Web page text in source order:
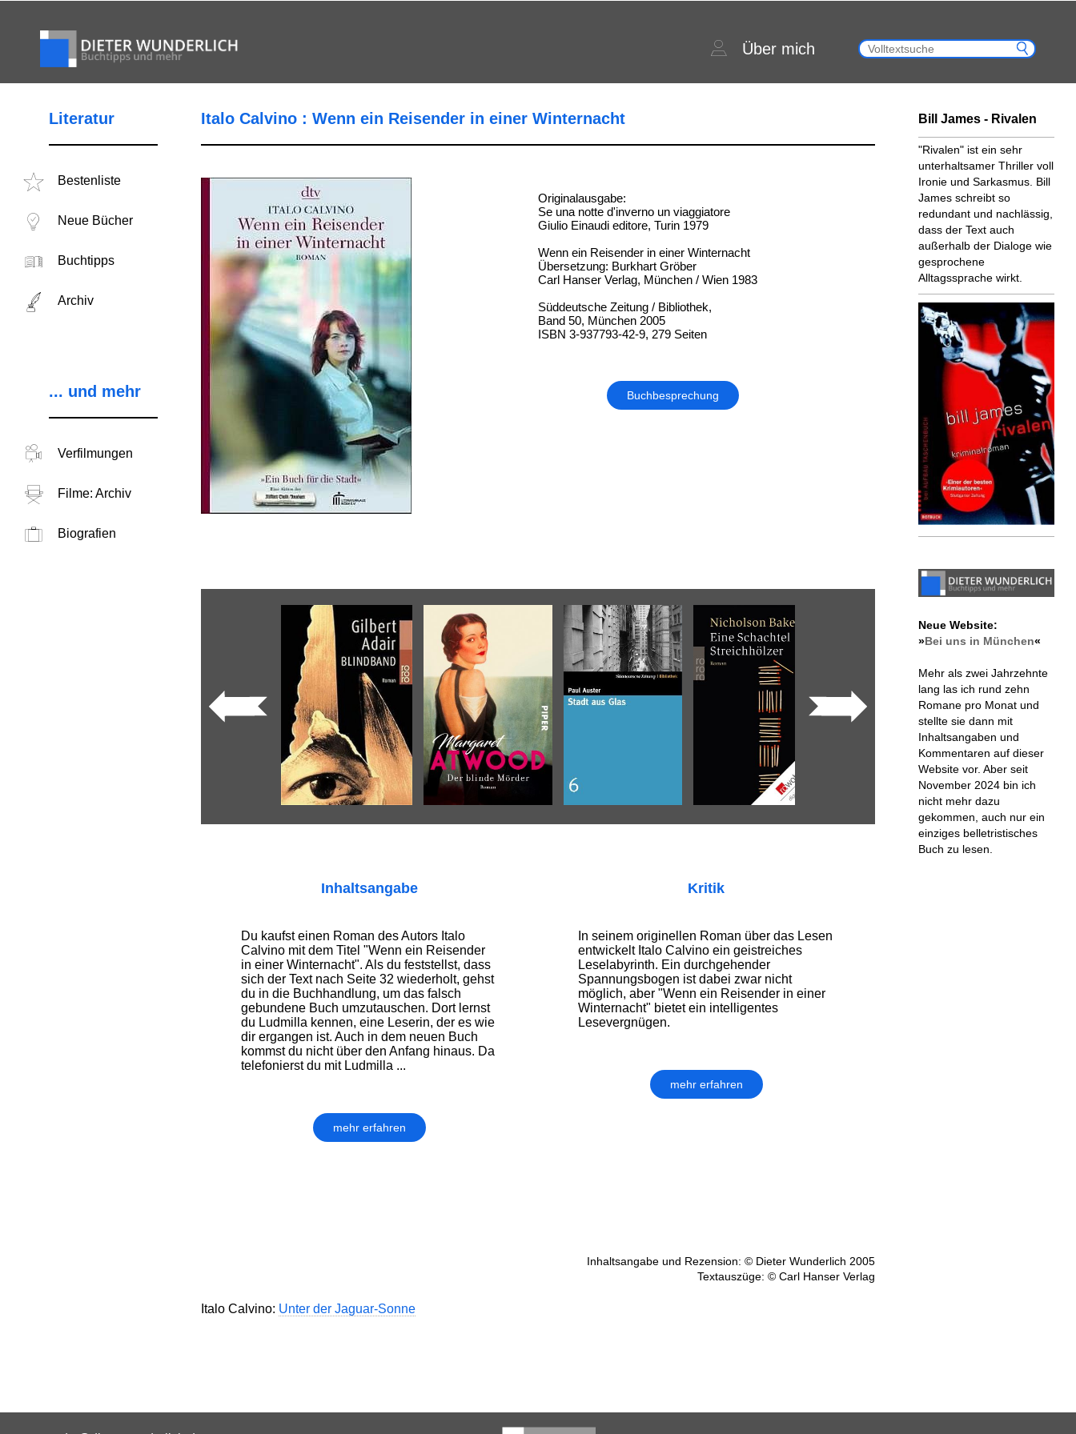
Über mich
Literatur
Bestenliste
Neue Bücher
Buchtipps
Archiv
... und mehr
Verfilmungen
Filme: Archiv
Biografien
Italo Calvino : Wenn ein Reisender in einer Winternacht
Originalausgabe:
Se una notte d'inverno un viaggiatore
Giulio Einaudi editore, Turin 1979
Wenn ein Reisender in einer Winternacht
Übersetzung: Burkhart Gröber
Carl Hanser Verlag, München / Wien 1983
Süddeutsche Zeitung / Bibliothek,
Band 50, München 2005
ISBN 3-937793-42-9, 279 Seiten
Buchbesprechung
Inhaltsangabe
Du kaufst einen Roman des Autors Italo
Calvino mit dem Titel "Wenn ein Reisender
in einer Winternacht". Als du feststellst, dass
sich der Text nach Seite 32 wiederholt, gehst
du in die Buchhandlung, um das falsch
gebundene Buch umzutauschen. Dort lernst
du Ludmilla kennen, eine Leserin, der es wie
dir ergangen ist. Auch in dem neuen Buch
kommst du nicht über den Anfang hinaus. Da
telefonierst du mit Ludmilla ...
mehr erfahren
Kritik
In seinem originellen Roman über das Lesen
entwickelt Italo Calvino ein geistreiches
Leselabyrinth. Ein durchgehender
Spannungsbogen ist dabei zwar nicht
möglich, aber "Wenn ein Reisender in einer
Winternacht" bietet ein intelligentes
Lesevergnügen.
mehr erfahren
Inhaltsangabe und Rezension: © Dieter Wunderlich 2005
Textauszüge: © Carl Hanser Verlag
Italo Calvino: Unter der Jaguar-Sonne
Bill James - Rivalen
"Rivalen" ist ein sehr
unterhaltsamer Thriller voll
Ironie und Sarkasmus. Bill
James schreibt so
redundant und nachlässig,
dass der Text auch
außerhalb der Dialoge wie
gesprochene
Alltagssprache wirkt.
Neue Website:
»Bei uns in München«
Mehr als zwei Jahrzehnte
lang las ich rund zehn
Romane pro Monat und
stellte sie dann mit
Inhaltsangaben und
Kommentaren auf dieser
Website vor. Aber seit
November 2024 bin ich
nicht mehr dazu
gekommen, auch nur ein
einziges belletristisches
Buch zu lesen.